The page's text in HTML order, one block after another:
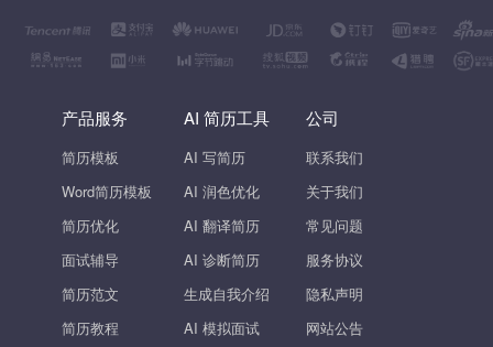
产品服务
简历模板
Word简历模板
简历优化
面试辅导
简历范文
简历教程
AI 简历工具
AI 写简历
AI 润色优化
AI 翻译简历
AI 诊断简历
生成自我介绍
AI 模拟面试
公司
联系我们
关于我们
常见问题
服务协议
隐私声明
网站公告